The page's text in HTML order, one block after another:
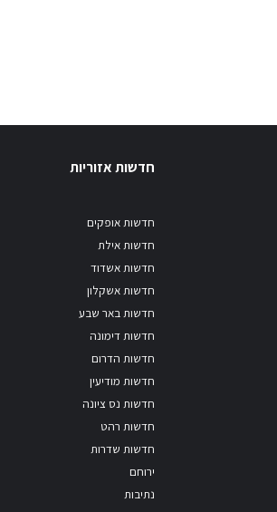
חדשות אזוריות
חדשות אופקים
חדשות אילת
חדשות אשדוד
חדשות אשקלון
חדשות באר שבע
חדשות דימונה
חדשות הדרום
חדשות מודיעין
חדשות נס ציונה
חדשות רהט
חדשות שדרות
ירוחם
נתיבות